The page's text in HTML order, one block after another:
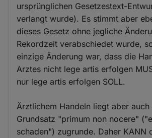
ursprünglichen Gesetzestext-
verlangt wurde). Es stimmt aber
dieses Gesetz ohne jegliche
Rekordzeit verabschiedet wurde,
einzige Änderung war, dass die
Arztes nicht lege artis erfolgen
nur lege artis erfolgen SOLL.
Ärztlichem Handeln liegt aber
Grundsatz "primum non nocere"
schaden") zugrunde. Daher KANN